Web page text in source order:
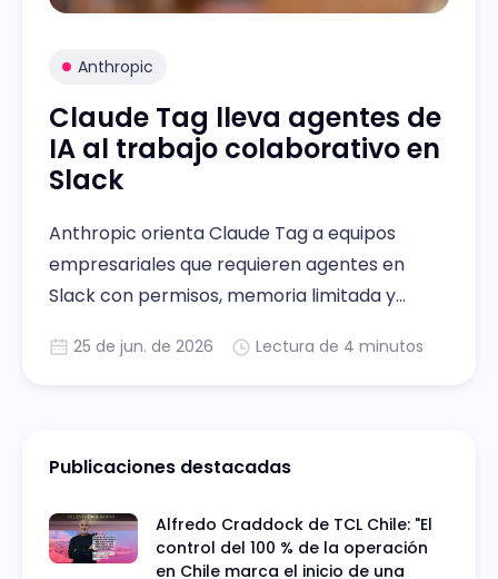
Anthropic
Claude Tag lleva agentes de
IA al trabajo colaborativo en
Slack
Anthropic orienta Claude Tag a equipos
empresariales que requieren agentes en
Slack con permisos, memoria limitada y
25 de jun. de 2026 Lectura de 4 minutos
Publicaciones destacadas
Alfredo Craddock de TCL Chile: "El
control del 100 % de la operación
en Chile marca el inicio de una